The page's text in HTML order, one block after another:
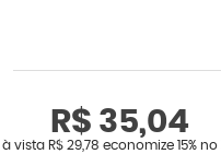
R$ 35,04
à vista R$ 29,78 economize 15% no